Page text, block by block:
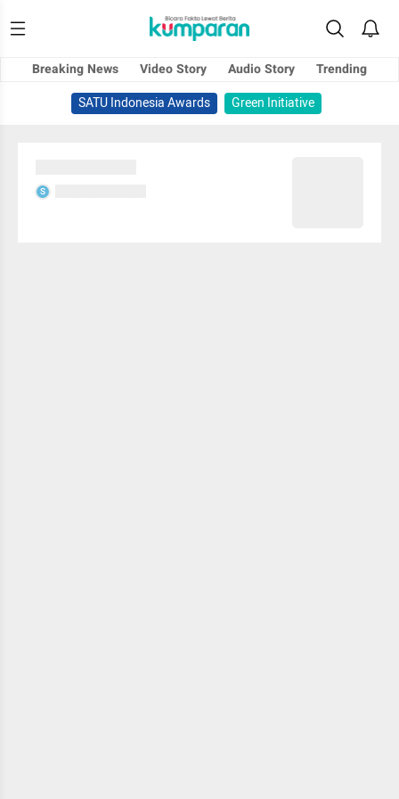
Breaking News Video Story Audio Story
Trending
SATU Indonesia Awards
Green Initiative
S